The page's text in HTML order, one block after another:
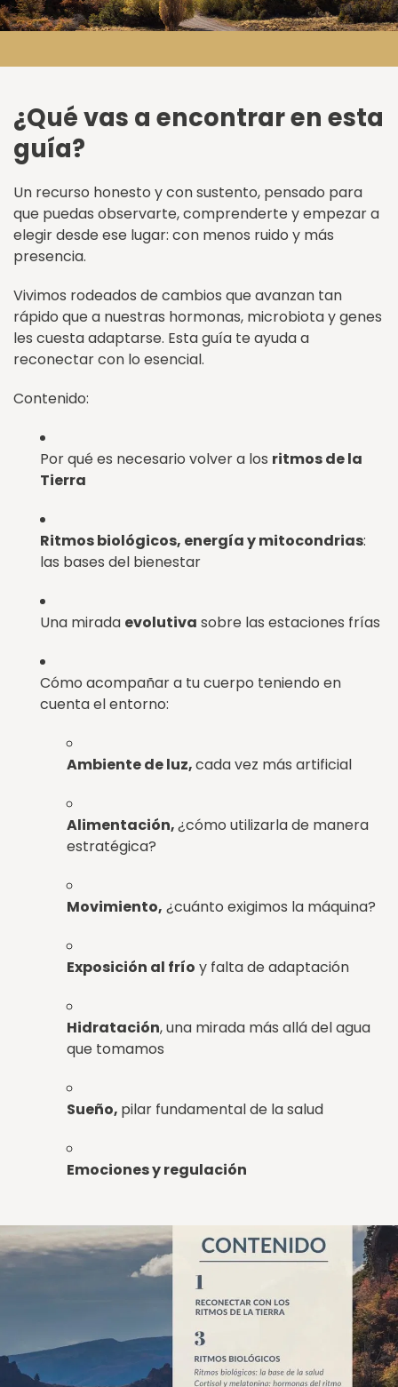
¿Qué vas a encontrar en esta
guía?
Un recurso honesto y con sustento, pensado para
que puedas observarte, comprenderte y empezar a
elegir desde ese lugar: con menos ruido y más
presencia.
Vivimos rodeados de cambios que avanzan tan
rápido que a nuestras hormonas, microbiota y genes
les cuesta adaptarse. Esta guía te ayuda a
reconectar con lo esencial.
Contenido:
Por qué es necesario volver a los ritmos de la
Tierra
Ritmos biológicos, energía y mitocondrias:
las bases del bienestar
Una mirada evolutiva sobre las estaciones frías
Cómo acompañar a tu cuerpo teniendo en
cuenta el entorno:
Ambiente de luz,cada vez más artificial
Alimentación,¿cómo utilizarla de manera
estratégica?
Movimiento, ¿cuánto exigimos la máquina?
Exposición al frío y falta de adaptación
Hidratación, una mirada más allá del agua
que tomamos
Sueño, pilar fundamental de la salud
Emociones y regulación